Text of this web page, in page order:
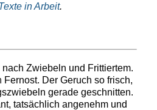
in Arbeit.
Zwiebeln und Frittiertem.
Der Geruch so frisch,
gerade geschnitten.
tatsächlich angenehm und